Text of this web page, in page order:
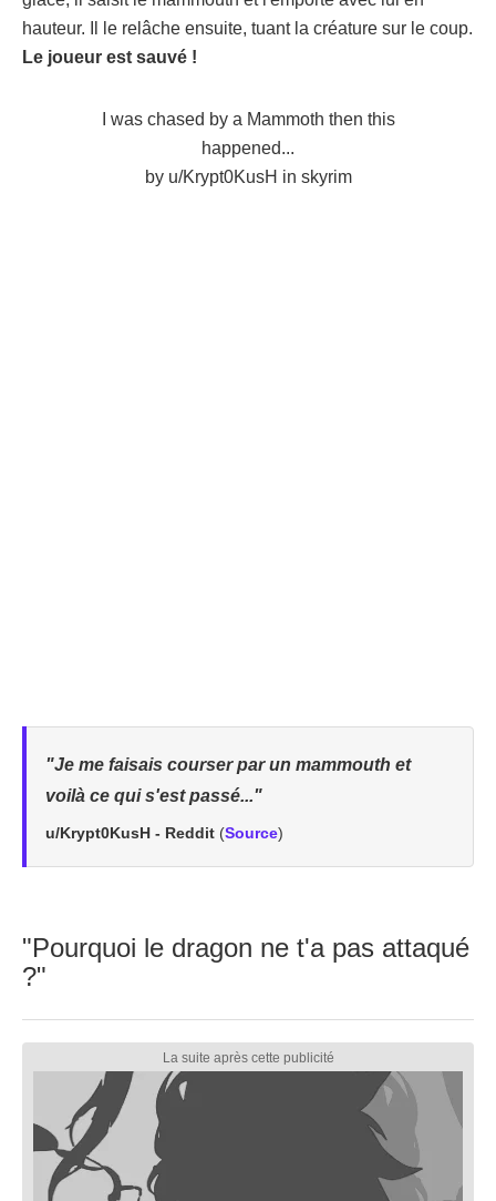
hauteur. Il le relâche ensuite, tuant la créature sur le coup.
Le joueur est sauvé !
I was chased by a Mammoth then this
happened...
by u/Krypt0KusH in skyrim
"Je me faisais courser par un mammouth et
voilà ce qui s'est passé..."
u/Krypt0KusH - Reddit (Source)
"Pourquoi le dragon ne t'a pas attaqué
?"